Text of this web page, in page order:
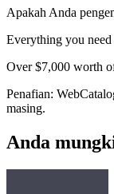
Apakah Anda
Everything you
Over $7,000 worth
Penafian:
masing.
Anda